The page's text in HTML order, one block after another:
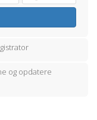
og opdatere